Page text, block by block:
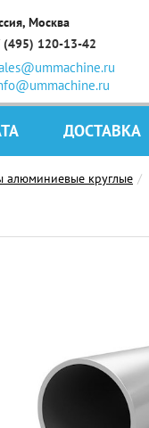
Москва
(495) 120-13-42
ДОСТАВКА
алюминиевые круглые